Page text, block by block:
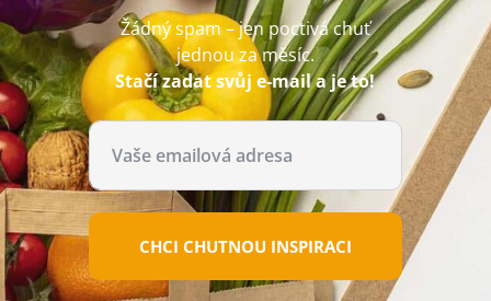
Žádný spam – jen poctivá chuť
jednou za měsíc.
Stačí zadat svůj e-mail a je to!
CHCI CHUTNOU INSPIRACI